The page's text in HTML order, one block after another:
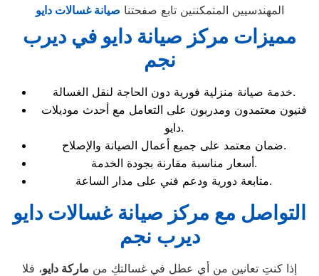
المهندسيين المتمكننين تابع صفحتنا صيانة غسالات دايو
مميزات مركز صيانة دايو في ديرب
نجم
خدمة صيانة منزلية فورية دون الحاجة لنقل الغسالة.
فنيون معتمدون ومدربون على التعامل مع أحدث موديلات
دايو.
ضمان معتمد على جميع أعمال الصيانة والإصلاح.
أسعار مناسبة مقارنة بجودة الخدمة.
متابعة دورية ودعم فني على مدار الساعة.
التواصل مع مركز صيانة غسالات دايو
ديرب نجم
إذا كنتِ تعانين من أي عطل في غسالتكِ من ماركة دايو، فلا